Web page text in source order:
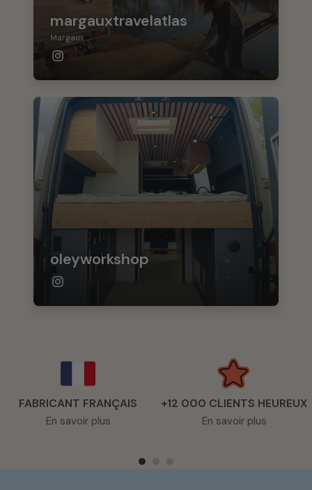
margauxtravelatlas
Margaux
oleyworkshop
FABRICANT FRANÇAIS
En savoir plus
+12 000 CLIENTS HEUREUX
En savoir plus